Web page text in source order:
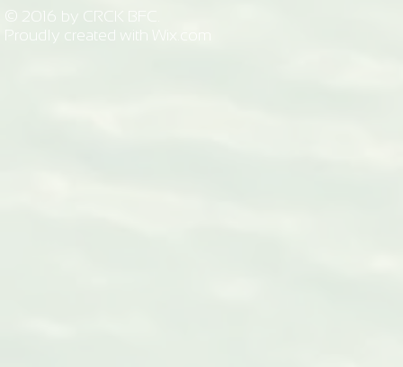
© 2016 by CRCK BFC.
Proudly created with
Wix.com